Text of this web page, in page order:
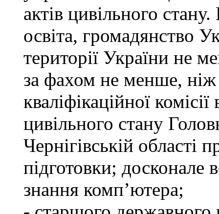
актів цивільного
освіта, громадянство
території України не
за фахом не менше, ніж
кваліфікаційної комісії
цивільного стану
Чернігівській області
підготовки;
знання комп’ютера;